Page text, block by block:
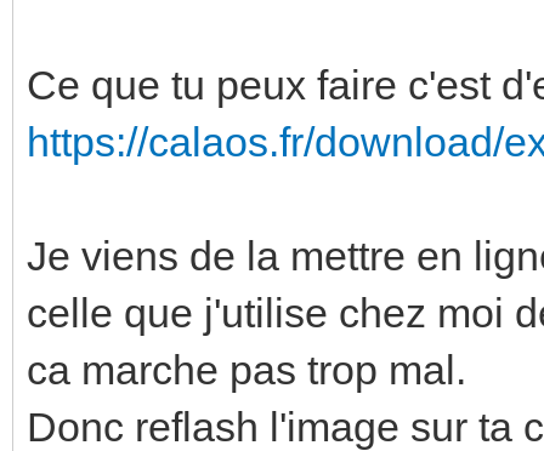
Ce que tu peux faire c'est
https://calaos.fr/download/
Je viens de la mettre en
celle que j'utilise chez moi
ca marche pas trop mal.
Donc reflash l'image sur ta